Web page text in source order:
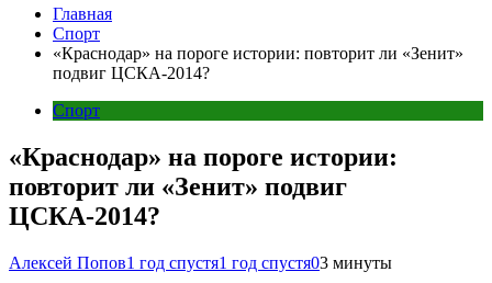
Главная
Спорт
«Краснодар» на пороге истории: повторит ли «Зенит»
подвиг ЦСКА-2014?
Спорт
«Краснодар» на пороге истории:
повторит ли «Зенит» подвиг
ЦСКА-2014?
Алексей Попов1 год спустя1 год спустя03 минуты